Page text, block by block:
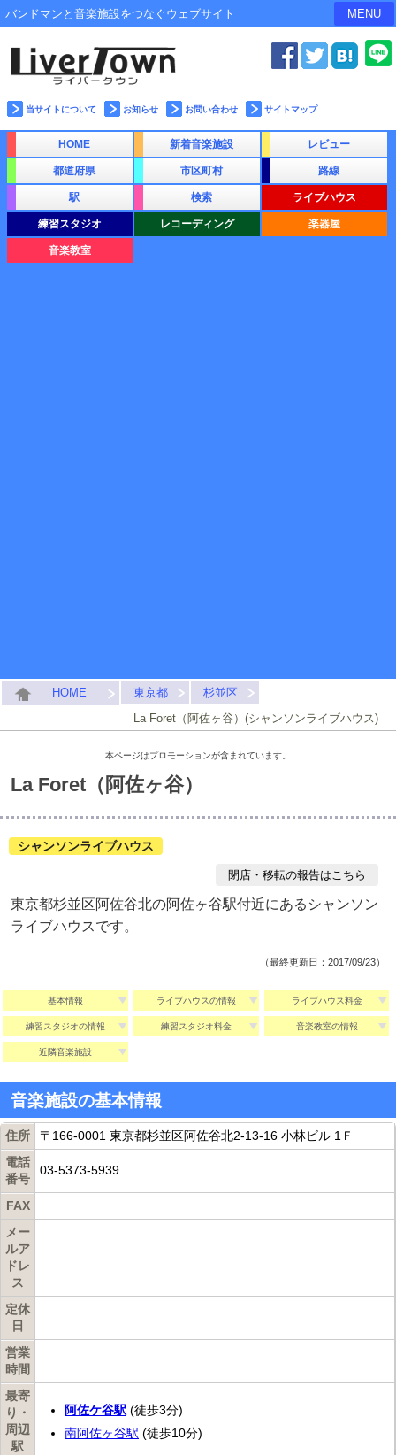
バンドマンと音楽施設をつなぐウェブサイト MENU
当サイトについて お知らせ お問い合わせ サイトマップ
HOME 新着音楽施設 レビュー
都道府県 市区町村 路線
駅 検索 ライブハウス
練習スタジオ レコーディング 楽器屋
音楽教室
HOME 東京都
杉並区
La Foret（阿佐ヶ谷）(シャンソンライブハウス)
本ページはプロモーションが含まれています。
La Foret（阿佐ヶ谷）
シャンソンライブハウス
閉店・移転の報告はこちら
東京都杉並区阿佐谷北の阿佐ヶ谷駅付近にあるシャンソン
ライブハウスです。
（最終更新日：2017/09/23）
基本情報 ライブハウスの情報 ライブハウス料金
練習スタジオの情報 練習スタジオ料金 音楽教室の情報
近隣音楽施設
音楽施設の基本情報
住所
〒166-0001 東京都杉並区阿佐谷北2-13-16 小林ビル 1Ｆ
電話
番号
03-5373-5939
FAX
メー
ルア
ドレ
ス
定休
日
営業
時間
最寄
り・
周辺
駅
阿佐ケ谷駅 (徒歩3分)
南阿佐ヶ谷駅 (徒歩10分)